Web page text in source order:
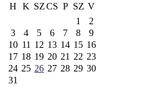
H K SZCS P SZ V
1
2
3
4 5 6 7 8
9
10 11 12 13 14 15 16
17 18 19 20 21 22 23
24 25 26 27 28 29 30
31